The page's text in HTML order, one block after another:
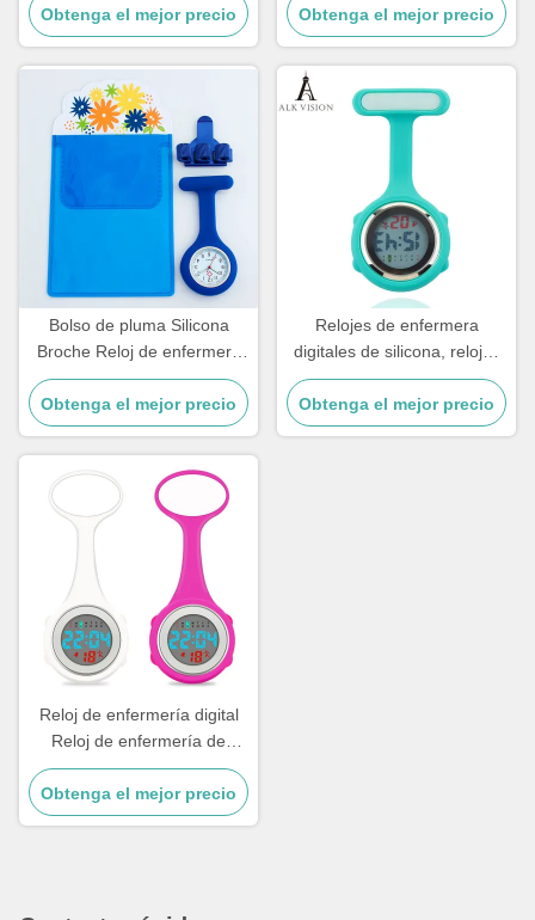
Mangas de goma
estampadas Reloj médico
Reloj de bolsillo Regalo de
enfermería
Obtenga el mejor precio
para médico, regalo
colgante para hospital, reloj
médico luminoso, patrón de
sol literal
Obtenga el mejor precio
Bolso de pluma Silicona
Broche Reloj de enfermera
Reloj de bolsillo Regalo de
enfermería Clips de pluma
de cuarzo 4 colores
Portalápices Médicos
Enfermeras Dedicado P
Obtenga el mejor precio
Relojes de enfermera
digitales de silicona, relojes
de bolsillo con broche, reloj
de solapa para enfermería,
reloj de broche para
Obtenga el mejor precio
Reloj de enfermería digital
Reloj de enfermería de
silicona Broche Lámina de
caucho Mangas médicas
Reloj médico Fob Reloj de
Obtenga el mejor precio